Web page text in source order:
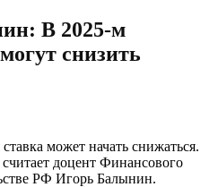
В 2025-м
снизить
может начать снижаться.
доцент Финансового
РФ Игорь Балынин.